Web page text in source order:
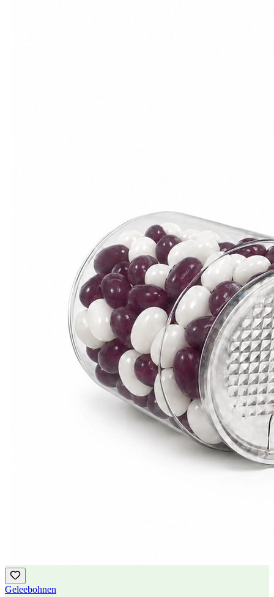
Geleebohnen